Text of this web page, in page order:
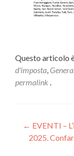
Questo articolo
d'imposta
permalink
articoli
← EVENTI –
2025.